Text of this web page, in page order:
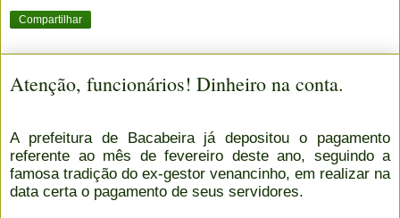
Compartilhar
Atenção, funcionários! Dinheiro na conta.
A prefeitura de Bacabeira já depositou o pagamento
referente ao mês de fevereiro deste ano, seguindo a
famosa tradição do ex-gestor venancinho, em realizar na
data certa o pagamento de seus servidores.